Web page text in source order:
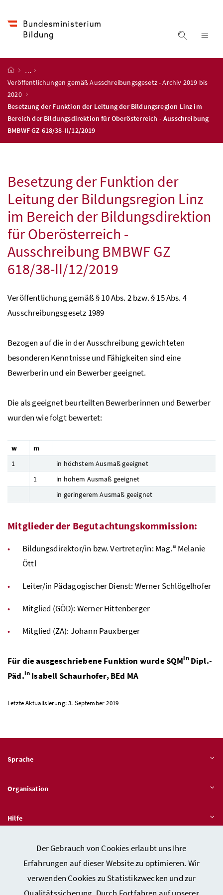
Der Gebrauch von Cookies erlaubt uns Ihre
Erfahrungen auf dieser Website zu optimieren. Wir
verwenden Cookies zu Statistikzwecken und zur
Suche
Startseite
…
Veröffentlichungen gemäß Ausschreibungsgesetz - Archiv 2019 bis
2020
Besetzung der Funktion der Leitung der Bildungsregion Linz im
Bereich der Bildungsdirektion für Oberösterreich - Ausschreibung
BMBWF GZ 618/38-II/12/2019
Besetzung der Funktion der
Leitung der Bildungsregion Linz
im Bereich der Bildungsdirektion
für Oberösterreich -
Ausschreibung BMBWF GZ
618/38-II/12/2019
Veröffentlichung gemäß § 10Abs. 2bzw. § 15Abs. 4
Ausschreibungsgesetz 1989
Bezogen auf die in der Ausschreibung gewichteten
besonderen Kenntnisse und Fähigkeiten sind eine
Bewerberin und ein Bewerber geeignet.
Die als geeignet beurteilten Bewerberinnen und Bewerber
wurden wie folgt bewertet:
w
m
1
in höchstem Ausmaß geeignet
1
in hohem Ausmaß geeignet
in geringerem Ausmaß geeignet
Mitglieder der Begutachtungskommission:
Bildungsdirektor/in bzw.Vertreter/in: Mag.a Melanie
Öttl
Leiter/in Pädagogischer Dienst: Werner Schlögelhofer
Mitglied (GÖD): Werner Hittenberger
Mitglied (ZA): Johann Pauxberger
Für die ausgeschriebene Funktion wurdeSQMin Dipl.-
Päd.in Isabell Schaurhofer,BEd MA
Letzte Aktualisierung: 3. September 2019
Sprache
Organisation
Hilfe
Quicklinks